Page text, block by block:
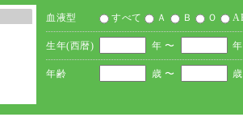
血液型 すべて Ａ Ｂ Ｏ
生年(西暦) 年 〜
年齢 歳 〜 歳